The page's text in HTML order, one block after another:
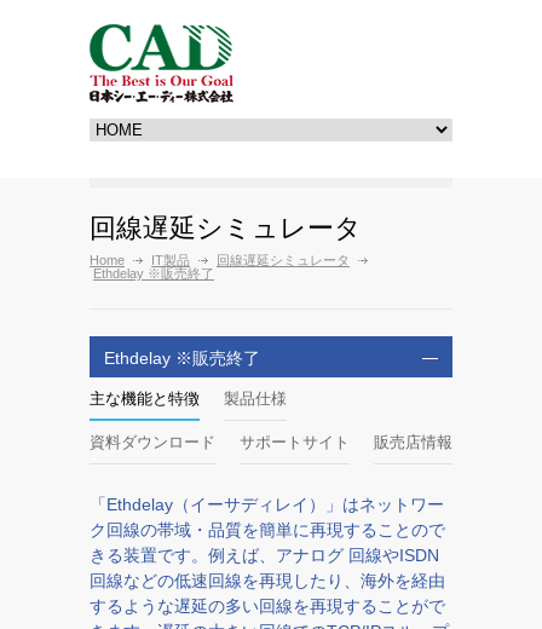
回線遅延シミュレータ
Home IT製品
回線遅延シミュレータ
Ethdelay ※販売終了
Ethdelay ※販売終了
主な機能と特徴 製品仕様
資料ダウンロード サポートサイト 販売店情報
「Ethdelay（イーサディレイ）」はネットワー
ク回線の帯域・品質を簡単に再現することので
きる装置です。例えば、アナログ 回線やISDN
回線などの低速回線を再現したり、海外を経由
するような遅延の多い回線を再現することがで